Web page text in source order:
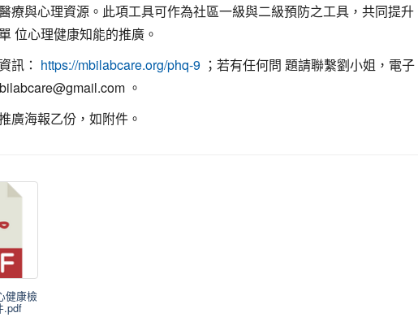
療與心理資源。此項工具可作為社區一級與二級預防之工具，共同提升
位心理健康知能的推廣。
訊：
https://mbilabcare.org/phq-9
；若有任何問 題請聯繫劉小姐，電子
。
廣海報乙份，如附件。
健康檢
.pdf